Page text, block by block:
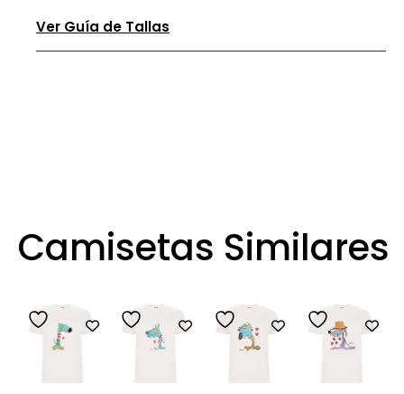
Ver Guía de Tallas
Camisetas Similares